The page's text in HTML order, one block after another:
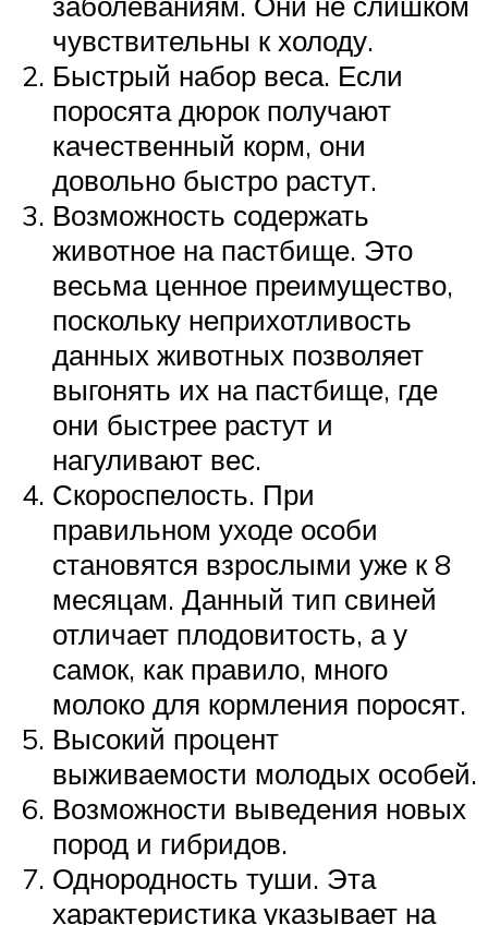
чувствительны к холоду.
Быстрый набор веса. Если
поросята дюрок получают
качественный корм, они
довольно быстро растут.
Возможность содержать
животное на пастбище. Это
весьма ценное преимущество,
поскольку неприхотливость
данных животных позволяет
выгонять их на пастбище, где
они быстрее растут и
нагуливают вес.
Скороспелость. При
правильном уходе особи
становятся взрослыми уже к 8
месяцам. Данный тип свиней
отличает плодовитость, а у
самок, как правило, много
молоко для кормления поросят.
Высокий процент
выживаемости молодых особей.
Возможности выведения новых
пород и гибридов.
Однородность туши. Эта
характеристика указывает на